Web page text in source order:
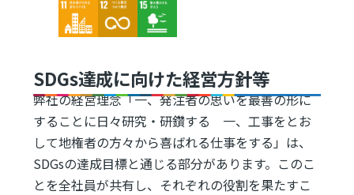
Image Image Image
SDGs達成に向けた経営方針等
弊社の経営理念「一、発注者の思いを最善の形に
することに日々研究・研鑽する 一、工事をとお
して地権者の方々から喜ばれる仕事をする」は、
SDGsの達成目標と通じる部分があります。このこ
とを全社員が共有し、それぞれの役割を果たすこ